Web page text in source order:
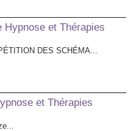
Hypnose et Thérapies
DES SCHÉMA...
et Thérapies